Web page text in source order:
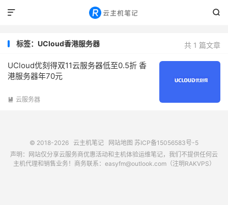


共 1 篇文章
标签：UCloud香港服务器
UCloud优刻得双11云服务器低至0.5折 香
港服务器年70元
 云服务器
© 2018-2026 云主机笔记 网站地图 苏ICP备15056583号-5
声明：网站仅分享云服务商优惠活动和主机体验运维笔记，我们不提供任何云
主机代理和销售业务！商务联系：easyfm@outlook.com（注明RAKVPS）